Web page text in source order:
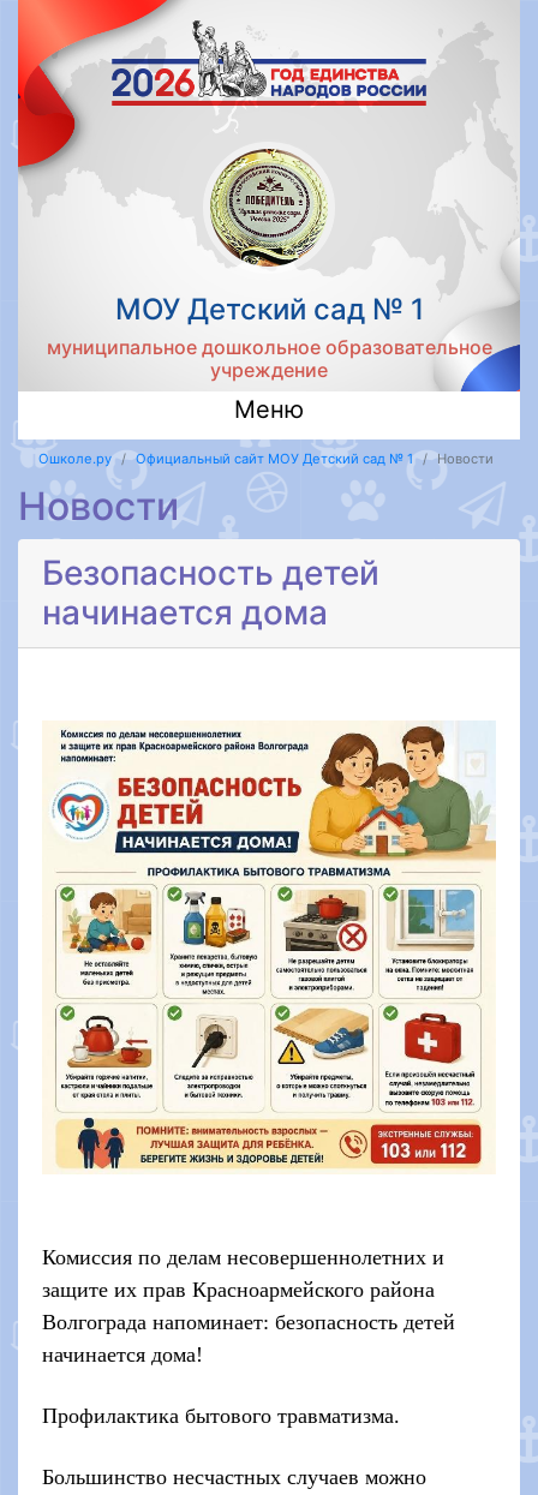
МОУ Детский сад № 1
муниципальное дошкольное образовательное
учреждение
Меню
Ошколе.ру Официальный сайт МОУ Детский сад № 1 Новости
Новости
Безопасность детей
начинается дома
Комиссия по делам несовершеннолетних и
защите их прав Красноармейского района
Волгограда напоминает: безопасность детей
начинается дома!
Профилактика бытового травматизма.
Большинство несчастных случаев можно